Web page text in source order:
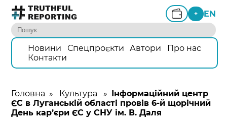
+ EN
Новини Спецпроєкти Автори
Про нас
Контакти
Головна » Культура » Інформаційний центр
ЄС в Луганській області провів 6-й щорічний
День кар’єри ЄС у СНУ ім. В. Даля